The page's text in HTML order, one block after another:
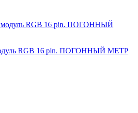
RGB 16 pin. ПОГОННЫЙ МЕТР